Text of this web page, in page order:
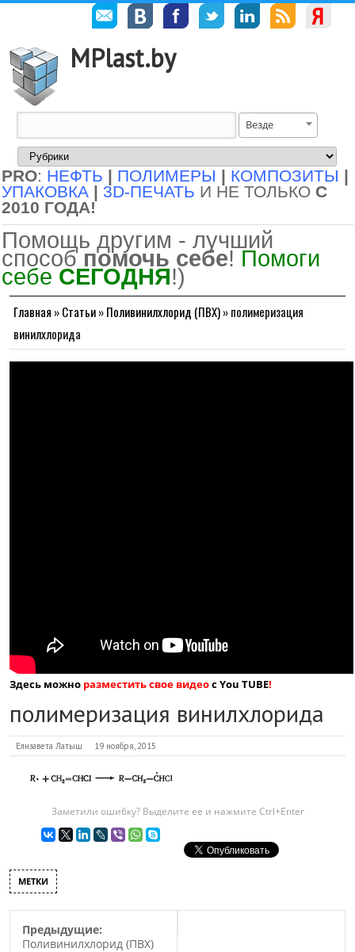
MPlast.by
Везде
PRO: НЕФТЬ | ПОЛИМЕРЫ | КОМПОЗИТЫ |
УПАКОВКА | 3D-ПЕЧАТЬ И НЕ ТОЛЬКО С
2010 ГОДА!
Помощь другим - лучший
способ помочь себе! Помоги
себе СЕГОДНЯ!)
Главная »Статьи»Поливинилхлорид (ПВХ)»полимеризация
винилхлорида
Здесь можно разместить свое видеос You TUBE!
полимеризация винилхлорида
Елизавета Латыш 19 ноября, 2015
Заметили ошибку? Выделите ее и нажмите Ctrl+Enter
МЕТКИ
Предыдущие:
Поливинилхлорид (ПВХ)